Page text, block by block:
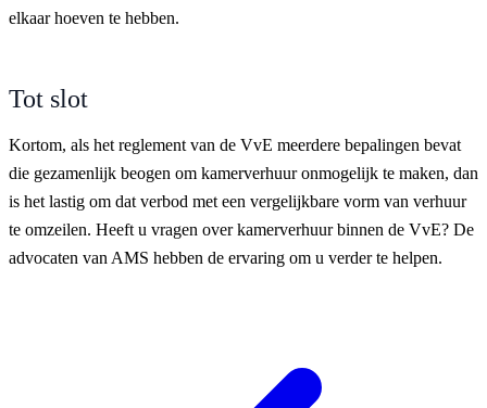
elkaar hoeven te hebben.
Tot slot
Kortom, als het reglement van de VvE meerdere bepalingen bevat
die gezamenlijk beogen om kamerverhuur onmogelijk te maken, dan
is het lastig om dat verbod met een vergelijkbare vorm van verhuur
te omzeilen. Heeft u vragen over kamerverhuur binnen de VvE? De
advocaten van AMS hebben de ervaring om u verder te helpen.